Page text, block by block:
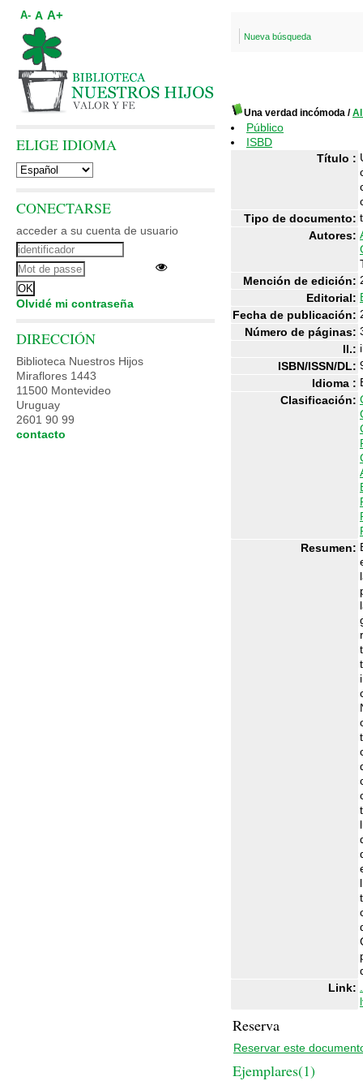
Nueva búsqueda
Una verdad incómoda /Al
Público
ISBD
Título :
Tipo de documento:
Autores:
Mención de edición:
Editorial:
Fecha de publicación:
Número de páginas:
Il.:
ISBN/ISSN/DL:
Idioma :
Clasificación:
Resumen:
Link:
Reserva
Reservar este
Ejemplares(1)
A- A A+
ELIGE IDIOMA
CONECTARSE
acceder a su cuenta de usuario
Olvidé mi contraseña
DIRECCIÓN
Biblioteca Nuestros Hijos
Miraflores 1443
11500 Montevideo
Uruguay
2601 90 99
contacto